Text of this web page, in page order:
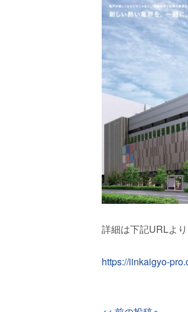
詳細は下記URLより
https://iinkaigyo-